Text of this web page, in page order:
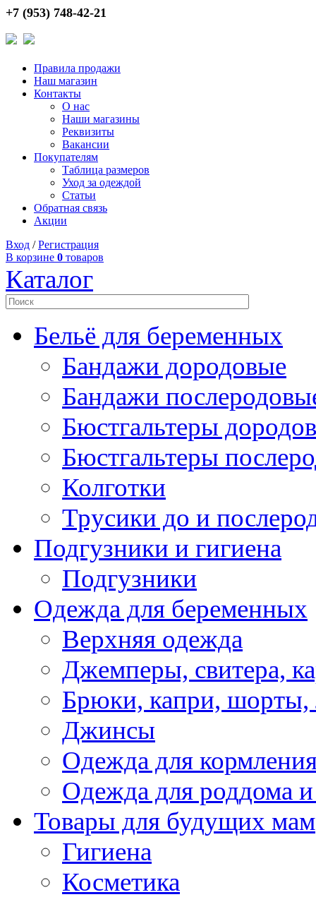
+7 (953) 748-42-21
Правила продажи
Наш магазин
Контакты
О нас
Наши магазины
Реквизиты
Вакансии
Покупателям
Таблица размеров
Уход за одеждой
Статьи
Обратная связь
Акции
Вход /Регистрация
В корзине 0 товаров
Каталог
Бельё для беременных
Бандажи дородовые
Бандажи
Бюстгальтеры
Бюстгальтеры
Колготки
Трусики до и
Подгузники и гигиена
Подгузники
Одежда для беременных
Верхняя одежда
Джемперы, свитера,
Брюки, капри, шорты,
Джинсы
Одежда для
Одежда для роддома
Товары для будущих мам
Гигиена
Косметика